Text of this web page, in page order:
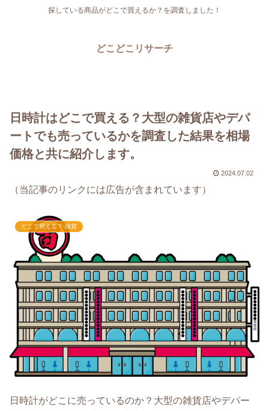
探している商品がどこで買えるか？を調査しました！
どこどこリサーチ
日時計はどこで買える？大型の雑貨店やデパ
ートでも売っているかを調査した結果を相場
価格と共に紹介します。
2024.07.02
（当記事のリンクには広告が含まれています）
どこで買える？-雑貨
日時計がどこに売っているのか？大型の雑貨店やデパー